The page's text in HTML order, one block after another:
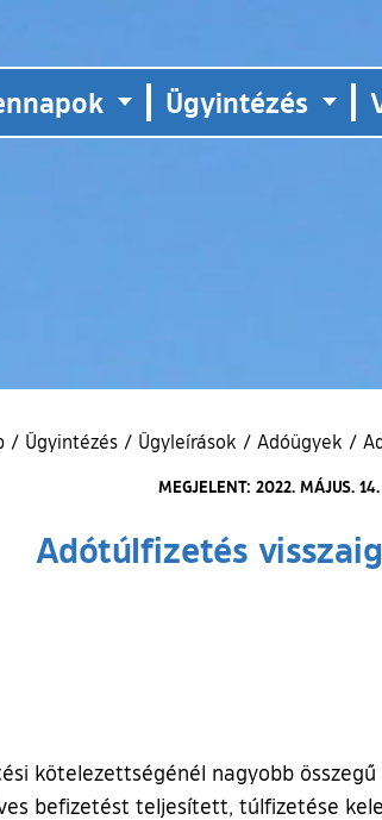
Ügyintézés
/ Ügyintézés / Ügyleírások / Adóügyek /
MEGJELENT: 2022. MÁJUS. 14.
Adótúlfizetés
kötelezettségénél nagyobb
befizetést teljesített, túlfizetése